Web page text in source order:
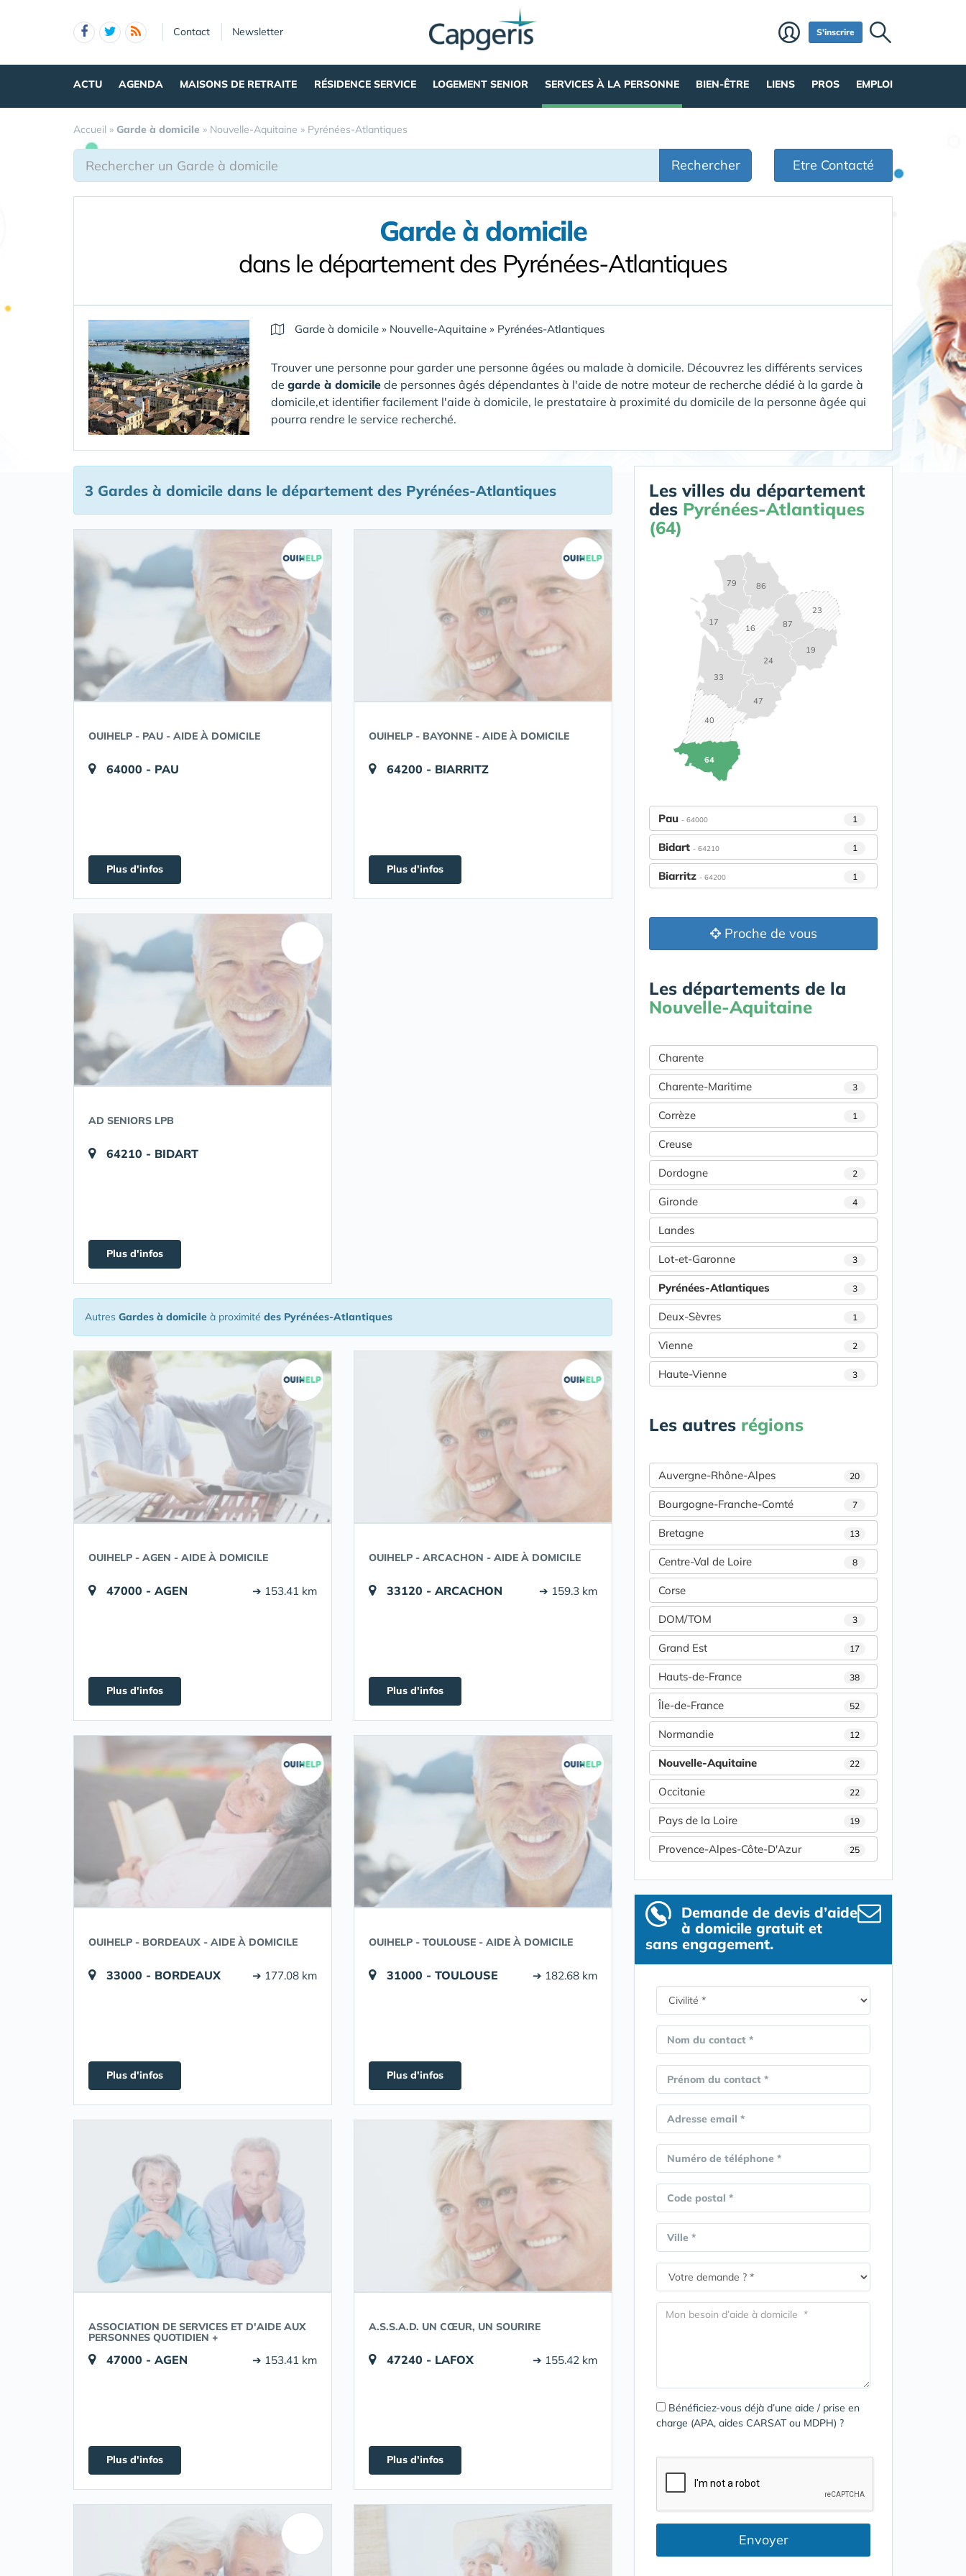
Contact Newsletter S'inscrire
ACTU AGENDA MAISONS DE RETRAITE RÉSIDENCE SERVICE LOGEMENT SENIOR SERVICES À LA PERSONNE BIEN-ÊTRE LIENS PROS EMPLOI
Accueil » Garde à domicile » Nouvelle-Aquitaine » Pyrénées-Atlantiques
Rechercher Etre Contacté
Garde à domicile
dans le département des Pyrénées-Atlantiques
Garde à domicile » Nouvelle-Aquitaine » Pyrénées-Atlantiques
Trouver une personne pour garder une personne âgées ou malade à domicile. Découvrez les différents services
de garde à domicile de personnes âgés dépendantes à l'aide de notre moteur de recherche dédié à la garde à
domicile,et identifier facilement l'aide à domicile, le prestataire à proximité du domicile de la personne âgée qui
pourra rendre le service recherché.
3 Gardes à domicile dans le département des Pyrénées-Atlantiques
OUIHELP - PAU - AIDE À DOMICILE
64000 - PAU
Plus d'infos
OUIHELP - BAYONNE - AIDE À DOMICILE
64200 - BIARRITZ
Plus d'infos
AD SENIORS LPB
64210 - BIDART
Plus d'infos
Autres Gardes à domicile à proximité des Pyrénées-Atlantiques
OUIHELP - AGEN - AIDE À DOMICILE
47000 - AGEN ➔ 153.41 km
Plus d'infos
OUIHELP - ARCACHON - AIDE À DOMICILE
33120 - ARCACHON ➔ 159.3 km
Plus d'infos
OUIHELP - BORDEAUX - AIDE À DOMICILE
33000 - BORDEAUX ➔ 177.08 km
Plus d'infos
OUIHELP - TOULOUSE - AIDE À DOMICILE
31000 - TOULOUSE ➔ 182.68 km
Plus d'infos
ASSOCIATION DE SERVICES ET D'AIDE AUX
PERSONNES QUOTIDIEN +
47000 - AGEN ➔ 153.41 km
Plus d'infos
A.S.S.A.D. UN CŒUR, UN SOURIRE
47240 - LAFOX ➔ 155.42 km
Plus d'infos
Les villes du département
des Pyrénées-Atlantiques
(64)
16
17
19
23
24
33
40
47
64
79 86
87
Pau - 64000 1
Bidart - 64210 1
Biarritz - 64200 1
Proche de vous
Les départements de la
Nouvelle-Aquitaine
Charente
Charente-Maritime 3
Corrèze 1
Creuse
Dordogne 2
Gironde 4
Landes
Lot-et-Garonne 3
Pyrénées-Atlantiques 3
Deux-Sèvres 1
Vienne 2
Haute-Vienne 3
Les autres régions
Auvergne-Rhône-Alpes 20
Bourgogne-Franche-Comté 7
Bretagne 13
Centre-Val de Loire 8
Corse
DOM/TOM 3
Grand Est 17
Hauts-de-France 38
Île-de-France 52
Normandie 12
Nouvelle-Aquitaine 22
Occitanie 22
Pays de la Loire 19
Provence-Alpes-Côte-D'Azur 25
Demande de devis d’aide
à domicile gratuit et
sans engagement.
Nom du contact *
Prénom du contact *
Adresse email *
Numéro de téléphone *
Code postal *
Ville *
Bénéficiez-vous déjà d’une aide / prise en
charge (APA, aides CARSAT ou MDPH) ?
Envoyer